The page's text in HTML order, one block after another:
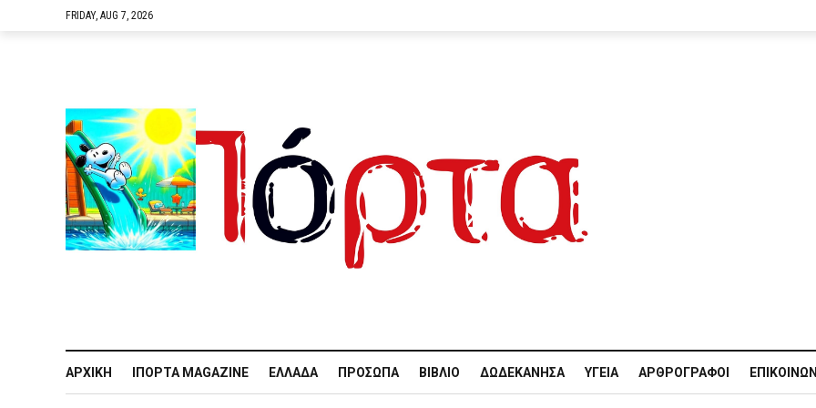
FRIDAY, AUG 7, 2026
ΑΡΧΙΚΉ IΠΌΡΤΑ MAGAZINE ΕΛΛΆΔΑ ΠΡΌΣΩΠΑ ΒΙΒΛΊΟ ΔΩΔΕΚΆΝΗΣΑ ΥΓΕΊΑ ΑΡΘΡΟΓΡΆΦΟΙ